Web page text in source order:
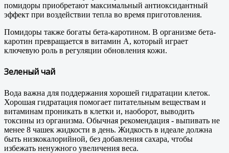
помидоры приобретают максимальный антиоксидантный
эффект при воздействии тепла во время приготовления.
Помидоры также богаты бета-каротином. В организме бета-
каротин превращается в витамин А, который играет
ключевую роль в регуляции обновления кожи.
Зеленый чай
Вода важна для поддержания хорошей гидратации клеток.
Хорошая гидратация помогает питательным веществам и
витаминам проникать в клетки и, наоборот, выводить
токсины из организма. Обычная рекомендация - выпивать не
менее 8 чашек жидкости в день. Жидкость в идеале должна
быть низкокалорийной, без добавления сахара, чтобы
избежать ненужного увеличения веса.